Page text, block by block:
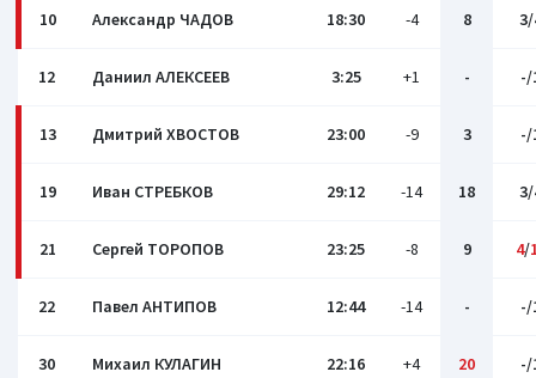
10 Александр ЧАДОВ 18:30 -4 8
12 Даниил АЛЕКСЕЕВ 3:25 +1 - -/
13 Дмитрий ХВОСТОВ 23:00 -9 3 -/
19 Иван СТРЕБКОВ 29:12 -14 18
21 Сергей ТОРОПОВ 23:25 -8 9 4/
22 Павел АНТИПОВ 12:44 -14 - -/
30 Михаил КУЛАГИН 22:16 +4 20 -/